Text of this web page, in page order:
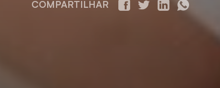
COMPARTILHAR